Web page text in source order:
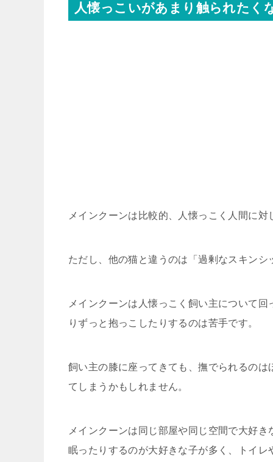
人懐っこいがあまり触られたく
メインクーンは比較的、人懐っこく人間に
ただし、他の猫と違うのは「過剰なスキン
メインクーンは人懐っこく飼い主について
りずっと抱っこしたりするのは苦手です。
飼い主の膝に座ってきても、撫でられるの
てしまうかもしれません。
メインクーンは同じ部屋や同じ空間で大好
眠ったりするのが大好きな子が多く、トイ